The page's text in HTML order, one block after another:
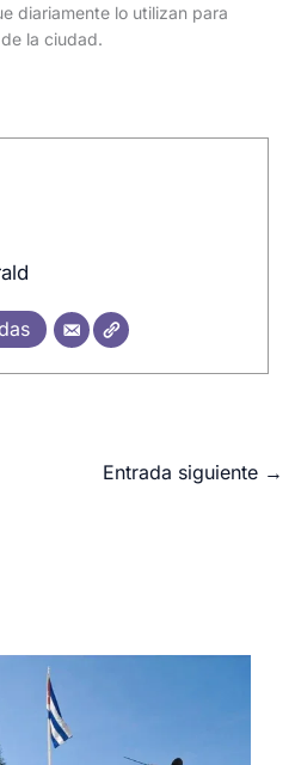
diariamente lo utilizan para
la ciudad.
Entrada siguiente →